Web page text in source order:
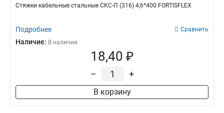
Стяжки кабельные стальные СКС-П (316) 4,6*400 FORTISFLEX
Подробнее Сравнить
Наличие: В наличии
18,40 ₽
– +
В корзину